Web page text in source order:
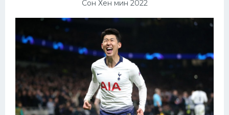
Сон Хен мин 2022